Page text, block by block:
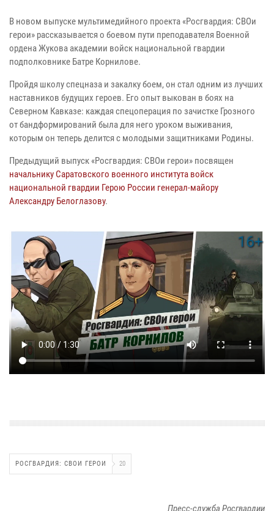
В новом выпуске мультимедийного проекта «Росгвардия: СВОи
герои» рассказывается о боевом пути преподавателя Военной
ордена Жукова академии войск национальной гвардии
подполковнике Батре Корнилове.
Пройдя школу спецназа и закалку боем, он стал одним из лучших
наставников будущих героев. Его опыт выкован в боях на
Северном Кавказе: каждая спецоперация по зачистке Грозного
от бандформирований была для него уроком выживания,
которым он теперь делится с молодыми защитниками Родины.
Предыдущий выпуск «Росгвардия: СВОи герои» посвящен
начальнику Саратовского военного института войск
национальной гвардии Герою России генерал-майору
Александру Белоглазову.
РОСГВАРДИЯ: СВОИ ГЕРОИ 20
Пресс-служба Росгвардии